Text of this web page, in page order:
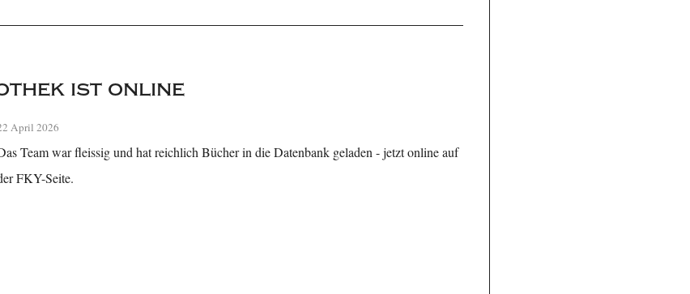
ist online
April 2026
Team war fleissig und hat reichlich Bücher in die Datenbank geladen - jetzt online auf
FKY-Seite.